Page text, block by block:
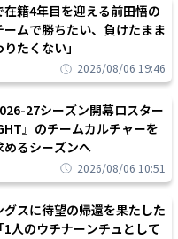
籍4年目を迎える前田悟の
ムで勝ちたい、負けたまま
たくない」
2026/08/06 19:46
27シーズン開幕ロスター
』のチームカルチャーを
るシーズンへ
2026/08/06 10:51
スに待望の帰還を果たした
人のウチナーンチュとして